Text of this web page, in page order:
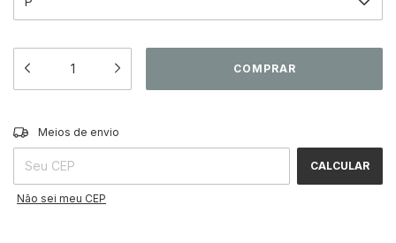
Entregas para o CEP:
Meios de envio
CALCULAR
Não sei meu CEP